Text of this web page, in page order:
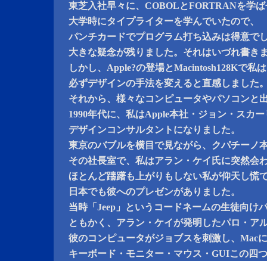
東芝入社早々に、COBOLとFORTRANを学
大学時にタイプライターを学んでいたので、
パンチカードでプログラム打ち込みは得意で
大きな疑念が残りました。それはいづれ書き
しかし、Apple?の登場とMacintosh128Kで私
必ずデザインの手法を変えると直感しました
それから、様々なコンピュータやパソコンと
1990年代に、私はApple本社・ジョン・スカ
デザインコンサルタントになりました。
東京のバブルを横目で見ながら、クパチーノ
その社長室で、私はアラン・ケイ氏に突然会
ほとんど躊躇も上がりもしない私が仰天し慌
日本でも彼へのプレゼンがありました。
当時「Jeep」というコードネームの生徒向け
ともかく、アラン・ケイが発明したパロ・ア
彼のコンピュータがジョブスを刺激し、Mac
キーボード・モニター・マウス・GUIこの四